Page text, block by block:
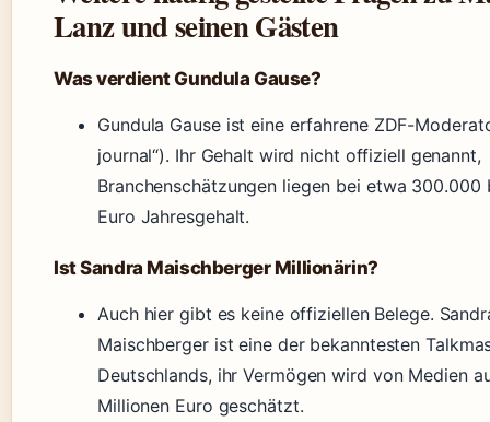
Lanz und seinen Gästen
Was verdient Gundula Gause?
Gundula Gause ist eine erfahrene ZDF-
journal“). Ihr Gehalt wird nicht offiziell genannt,
Branchenschätzungen liegen bei etwa 300.000
Euro Jahresgehalt.
Ist Sandra Maischberger Millionärin?
Auch hier gibt es keine offiziellen Belege.
Maischberger ist eine der bekanntesten
Deutschlands, ihr Vermögen wird von Medien
Millionen Euro geschätzt.